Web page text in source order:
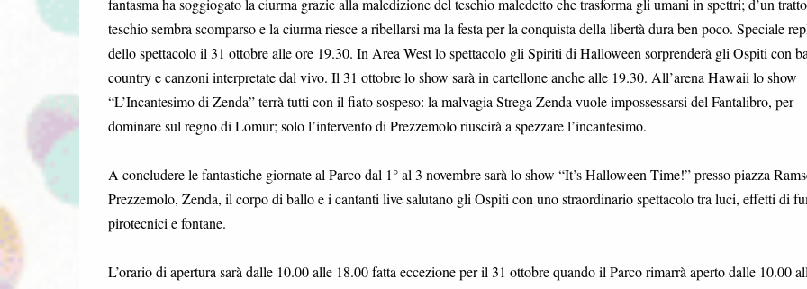
fantasma ha soggiogato la ciurma grazie alla maledizione del teschio maledetto che trasforma gli umani in spettri; d’un
teschio sembra scomparso e la ciurma riesce a ribellarsi ma la festa per la conquista della libertà dura ben poco. Speciale
dello spettacolo il 31 ottobre alle ore 19.30. In Area West lo spettacolo gli Spiriti di Halloween sorprenderà gli Ospiti con
country e canzoni interpretate dal vivo. Il 31 ottobre lo show sarà in cartellone anche alle 19.30. All’arena Hawaii lo show
“L’Incantesimo di Zenda” terrà tutti con il fiato sospeso: la malvagia Strega Zenda vuole impossessarsi del Fantalibro, per
dominare sul regno di Lomur; solo l’intervento di Prezzemolo riuscirà a spezzare l’incantesimo.
A concludere le fantastiche giornate al Parco dal 1° al 3 novembre sarà lo show “It’s Halloween Time!” presso piazza
Prezzemolo, Zenda, il corpo di ballo e i cantanti live salutano gli Ospiti con uno straordinario spettacolo tra luci, effetti di
pirotecnici e fontane.
L’orario di apertura sarà dalle 10.00 alle 18.00 fatta eccezione per il 31 ottobre quando il Parco rimarrà aperto dalle 10.00